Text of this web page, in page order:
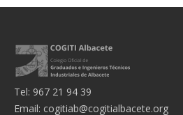
Tel: 967 21 94 39
Email: cogitiab@cogitialbacete.org